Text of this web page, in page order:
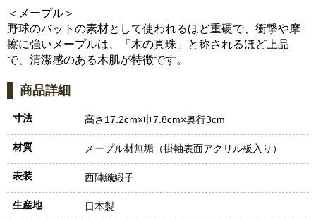
＜メープル＞
野球のバットの素材として使われるほど重硬で、衝撃や摩
擦に強いメープルは、「木の真珠」と称されるほど上品
で、清潔感のある木肌が特徴です。
商品詳細
寸法 高さ17.2cm×巾7.8cm×奥行3cm
材質 メープル材無垢（掛軸表面アクリル板入り）
表装 西陣織緞子
生産地 日本製